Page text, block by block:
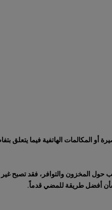
المكالمات الهاتفية فيما يتعلق
حول المخزون والتوافر، فقد تصبح
بشأن أفضل طريقة للمضي قدماً.